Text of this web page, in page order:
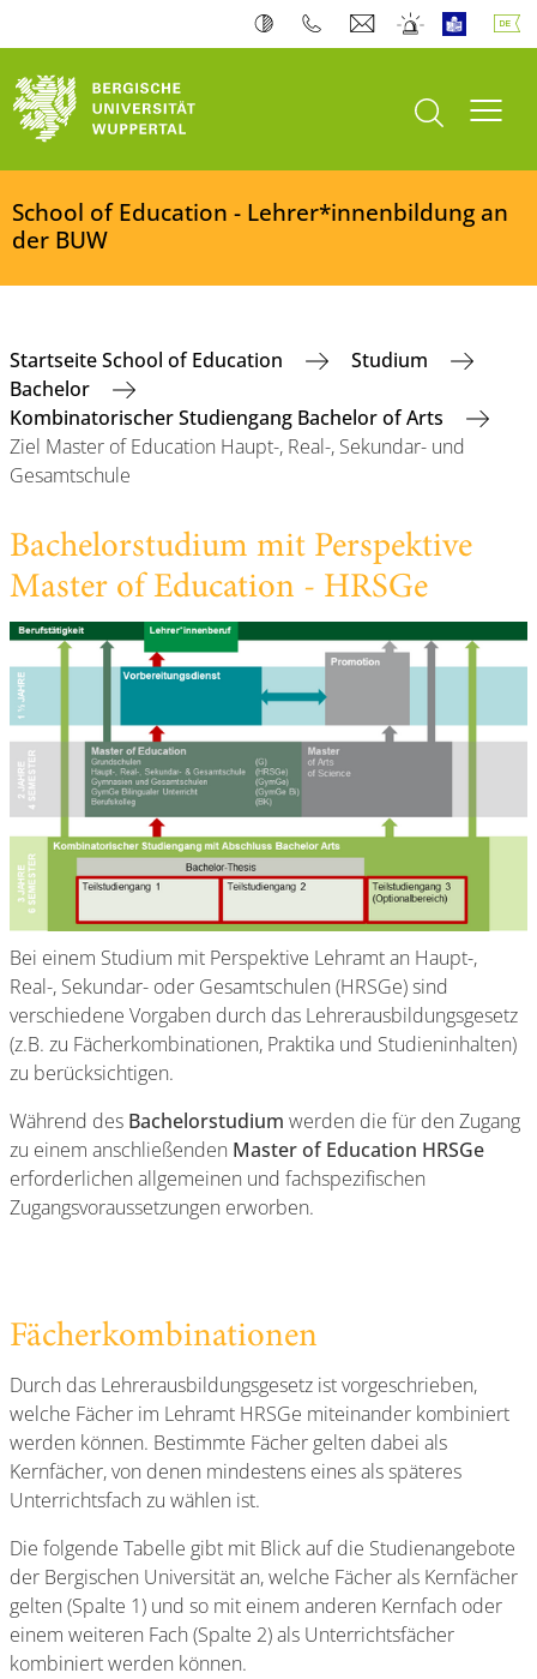
Suche öffnen
School of Education - Lehrer*innenbildung an
der BUW
Startseite School of Education
Studium
Bachelor
Kombinatorischer Studiengang Bachelor of Arts
Ziel Master of Education Haupt-, Real-, Sekundar- und
Gesamtschule
Bachelorstudium mit Perspektive
Master of Education - HRSGe
Bei einem Studium mit Perspektive Lehramt an Haupt-,
Real-, Sekundar- oder Gesamtschulen (HRSGe) sind
verschiedene Vorgaben durch das Lehrerausbildungsgesetz
(z.B. zu Fächerkombinationen, Praktika und Studieninhalten)
zu berücksichtigen.
Während des Bachelorstudium werden die für den Zugang
zu einem anschließenden Master of Education HRSGe
erforderlichen allgemeinen und fachspezifischen
Zugangsvoraussetzungen erworben.
Fächerkombinationen
Durch das Lehrerausbildungsgesetz ist vorgeschrieben,
welche Fächer im Lehramt HRSGe miteinander kombiniert
werden können. Bestimmte Fächer gelten dabei als
Kernfächer, von denen mindestens eines als späteres
Unterrichtsfach zu wählen ist.
Die folgende Tabelle gibt mit Blick auf die Studienangebote
der Bergischen Universität an, welche Fächer als Kernfächer
gelten (Spalte 1) und so mit einem anderen Kernfach oder
einem weiteren Fach (Spalte 2) als Unterrichtsfächer
kombiniert werden können.